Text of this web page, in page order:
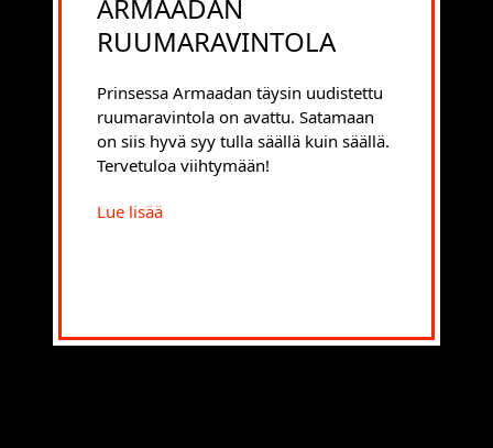
ARMAADAN
RUUMARAVINTOLA
Prinsessa Armaadan täysin uudistettu
ruumaravintola on avattu. Satamaan
on siis hyvä syy tulla säällä kuin säällä.
Tervetuloa viihtymään!
Lue lisää